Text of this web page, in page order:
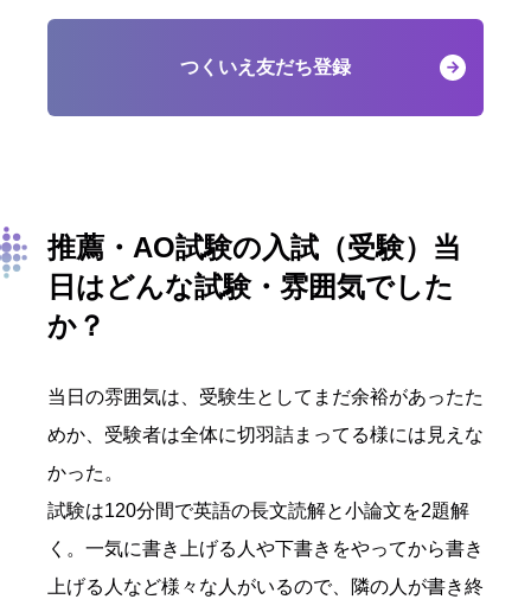
つくいえ友だち登録
推薦・AO試験の入試（受験）当
日はどんな試験・雰囲気でした
か？
当日の雰囲気は、受験生としてまだ余裕があったた
めか、受験者は全体に切羽詰まってる様には見えな
かった。
試験は120分間で英語の長文読解と小論文を2題解
く。一気に書き上げる人や下書きをやってから書き
上げる人など様々な人がいるので、隣の人が書き終